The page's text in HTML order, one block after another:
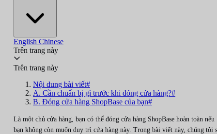
English Chinese
Trên trang này
Trên trang này
Nội dung bài viết#
A. Cần chuẩn bị gì trước khi đóng cửa hàng?#
B. Đóng cửa hàng ShopBase của bạn#
Là một chủ cửa hàng, bạn có thể đóng cửa hàng ShopBase hoàn toàn nếu
bạn không còn muốn duy trì cửa hàng này. Trong bài viết này, chúng tôi